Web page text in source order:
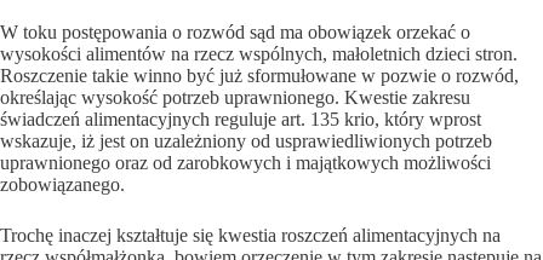
W toku postępowania o rozwód sąd ma obowiązek orzekać o
wysokości alimentów na rzecz wspólnych, małoletnich dzieci stron.
Roszczenie takie winno być już sformułowane w pozwie o rozwód,
określając wysokość potrzeb uprawnionego. Kwestie zakresu
świadczeń alimentacyjnych reguluje art. 135 krio, który wprost
wskazuje, iż jest on uzależniony od usprawiedliwionych potrzeb
uprawnionego oraz od zarobkowych i majątkowych możliwości
zobowiązanego.
Trochę inaczej kształtuje się kwestia roszczeń alimentacyjnych na